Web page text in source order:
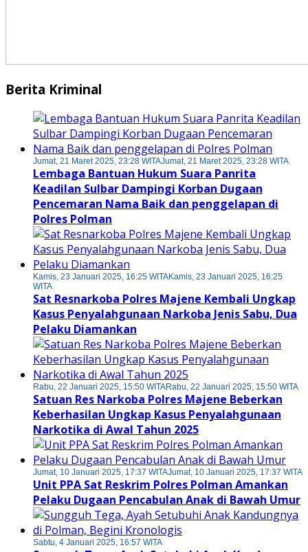
Berita Kriminal
Jumat, 21 Maret 2025, 23:28 WITAJumat, 21 Maret 2025, 23:28 WITA
Lembaga Bantuan Hukum Suara Panrita
Keadilan Sulbar Dampingi Korban Dugaan
Pencemaran Nama Baik dan penggelapan di
Polres Polman
Kamis, 23 Januari 2025, 16:25 WITAKamis, 23 Januari 2025, 16:25
WITA
Sat Resnarkoba Polres Majene Kembali Ungkap
Kasus Penyalahgunaan Narkoba Jenis Sabu, Dua
Pelaku Diamankan
Rabu, 22 Januari 2025, 15:50 WITARabu, 22 Januari 2025, 15:50 WITA
Satuan Res Narkoba Polres Majene Beberkan
Keberhasilan Ungkap Kasus Penyalahgunaan
Narkotika di Awal Tahun 2025
Jumat, 10 Januari 2025, 17:37 WITAJumat, 10 Januari 2025, 17:37 WITA
Unit PPA Sat Reskrim Polres Polman Amankan
Pelaku Dugaan Pencabulan Anak di Bawah Umur
Sabtu, 4 Januari 2025, 16:57 WITA